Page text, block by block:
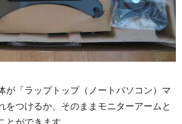
が「ラップトップ（ノートパソコン）マ
をつけるか、そのままモニターアームと